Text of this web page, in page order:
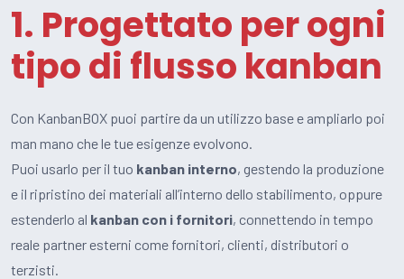
1. Progettato per ogni
tipo di flusso kanban
Con KanbanBOX puoi partire da un utilizzo base e ampliarlo poi
man mano che le tue esigenze evolvono.
Puoi usarlo per il tuo kanban interno, gestendo la produzione
e il ripristino dei materiali all’interno dello stabilimento, oppure
estenderlo al kanban con i fornitori, connettendo in tempo
reale partner esterni come fornitori, clienti, distributori o
terzisti.